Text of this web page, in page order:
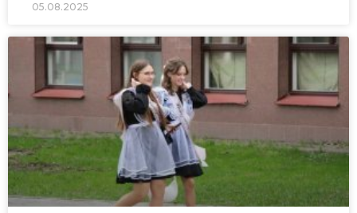
05.08.2025